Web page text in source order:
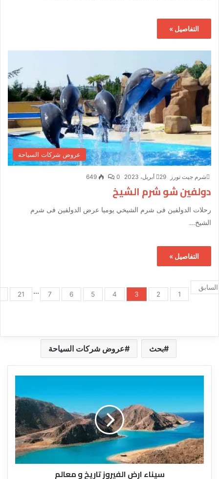
التفاصيل »
عروض شركات السياحة
شرم جيت تورز 29 أبريل، 2023 0
649
دولفين شو شرم الشيخ
رحلات الدولفين فى شرم الشيخي يوميا عرض الدولفين فى شرم
الشيخ...
التفاصيل »
السابق
1
2
3
4
5
6
7
...
21
بحث عروض شركات السياحة
الفيروز
تاريخ
سيناء ارض الفيروز تاريخ و معالم